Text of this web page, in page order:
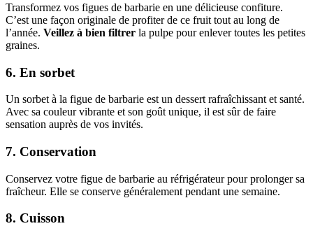
Transformez vos figues de barbarie en une délicieuse confiture.
C’est une façon originale de profiter de ce fruit tout au long de
l’année. Veillez à bien filtrer la pulpe pour enlever toutes les petites
graines.
6. En sorbet
Un sorbet à la figue de barbarie est un dessert rafraîchissant et santé.
Avec sa couleur vibrante et son goût unique, il est sûr de faire
sensation auprès de vos invités.
7. Conservation
Conservez votre figue de barbarie au réfrigérateur pour prolonger sa
fraîcheur. Elle se conserve généralement pendant une semaine.
8. Cuisson